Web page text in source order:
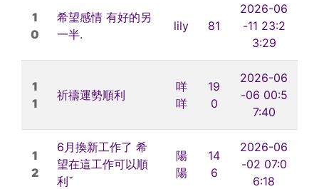
1
0
希望感情 有好的另
一半.
lily 81
2026-06
-11 23:2
3:29
1
1
祈禱運勢順利
咩
咩
19
0
2026-06
-06 00:5
7:40
1
2
6月換新工作了 希
望在這工作可以順
利ˇ
陽
陽
14
6
2026-06
-02 07:0
6:18